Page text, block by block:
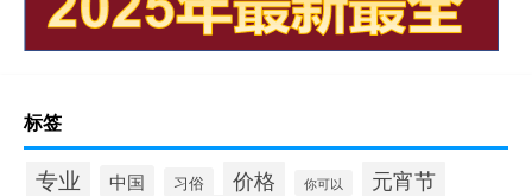
标签
专业 中国 习俗 价格 你可以 元宵节